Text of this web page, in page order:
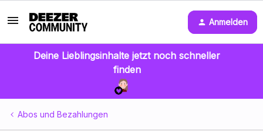
Anmelden
Deine Lieblingsinhalte jetzt noch schneller
finden
Abos und Bezahlungen